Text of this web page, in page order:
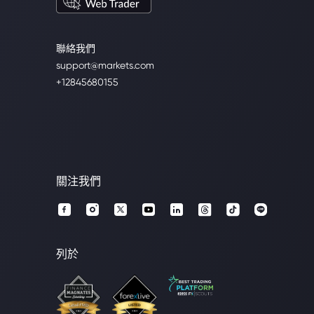
聯絡我們
support@markets.com
+12845680155
關注我們
列於